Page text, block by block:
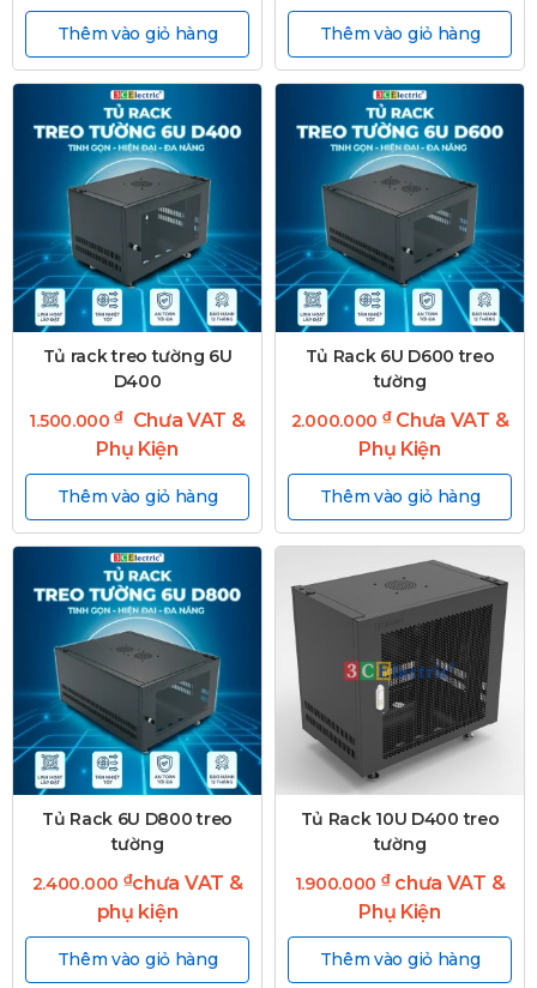
Thêm vào giỏ hàng Thêm vào giỏ hàng
Tủ rack treo tường 6U
D400
1.500.000₫
Chưa VAT &
Phụ Kiện
Thêm vào giỏ hàng
Tủ Rack 6U D600 treo
tường
2.000.000 ₫Chưa VAT &
Phụ Kiện
Thêm vào giỏ hàng
Tủ Rack 6U D800 treo
tường
2.400.000 ₫chưa VAT &
phụ kiện
Thêm vào giỏ hàng
Tủ Rack 10U D400 treo
tường
1.900.000 ₫chưa VAT &
Phụ Kiện
Thêm vào giỏ hàng